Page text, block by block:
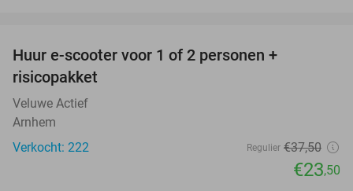
Huur e-scooter voor 1 of 2 personen +
risicopakket
Veluwe Actief
Arnhem
Verkocht: 222
Regulier €37,50
€23,50